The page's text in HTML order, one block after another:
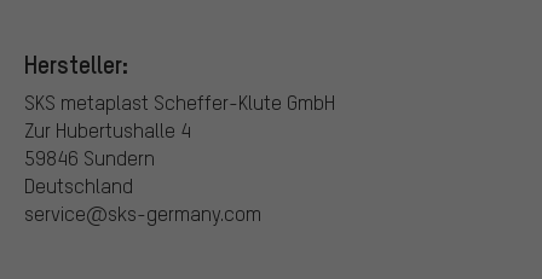
Hersteller:
SKS metaplast Scheffer-Klute GmbH
Zur Hubertushalle 4
59846 Sundern
Deutschland
service@sks-germany.com